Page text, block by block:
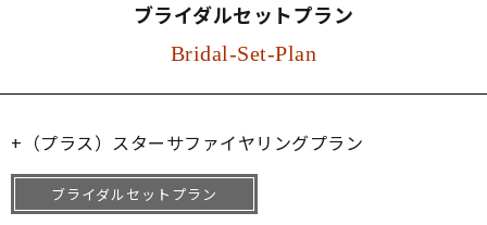
ブライダルセットプラン
Bridal-Set-Plan
+（プラス）スターサファイヤリングプラン
ブライダルセットプラン